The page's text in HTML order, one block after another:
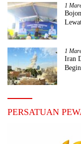
1
1
Iran
PERSATUAN